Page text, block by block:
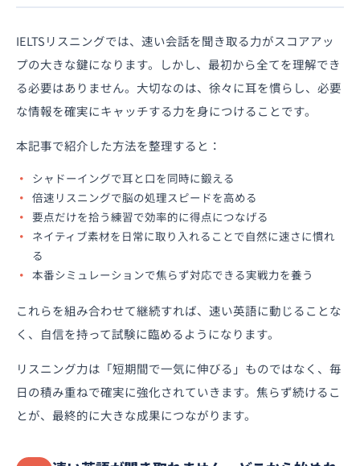
IELTSリスニングでは、速い会話を聞き取る力がスコアアッ
プの大きな鍵になります。しかし、最初から全てを理解でき
る必要はありません。大切なのは、徐々に耳を慣らし、必要
な情報を確実にキャッチする力を身につけることです。
本記事で紹介した方法を整理すると：
シャドーイングで耳と口を同時に鍛える
倍速リスニングで脳の処理スピードを高める
要点だけを拾う練習で効率的に得点につなげる
ネイティブ素材を日常に取り入れることで自然に速さに慣れ
る
本番シミュレーションで焦らず対応できる実戦力を養う
これらを組み合わせて継続すれば、速い英語に動じることな
く、自信を持って試験に臨めるようになります。
リスニング力は「短期間で一気に伸びる」ものではなく、毎
日の積み重ねで確実に強化されていきます。焦らず続けるこ
とが、最終的に大きな成果につながります。